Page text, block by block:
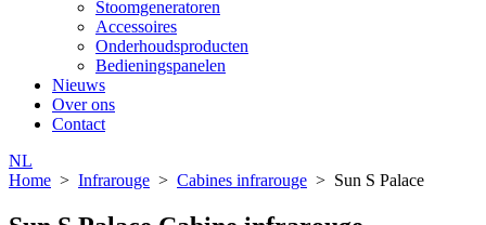
Stoomgeneratoren
Accessoires
Onderhoudsproducten
Bedieningspanelen
Nieuws
Over ons
Contact
NL
Home > Infrarouge > Cabines infrarouge > Sun S Palace